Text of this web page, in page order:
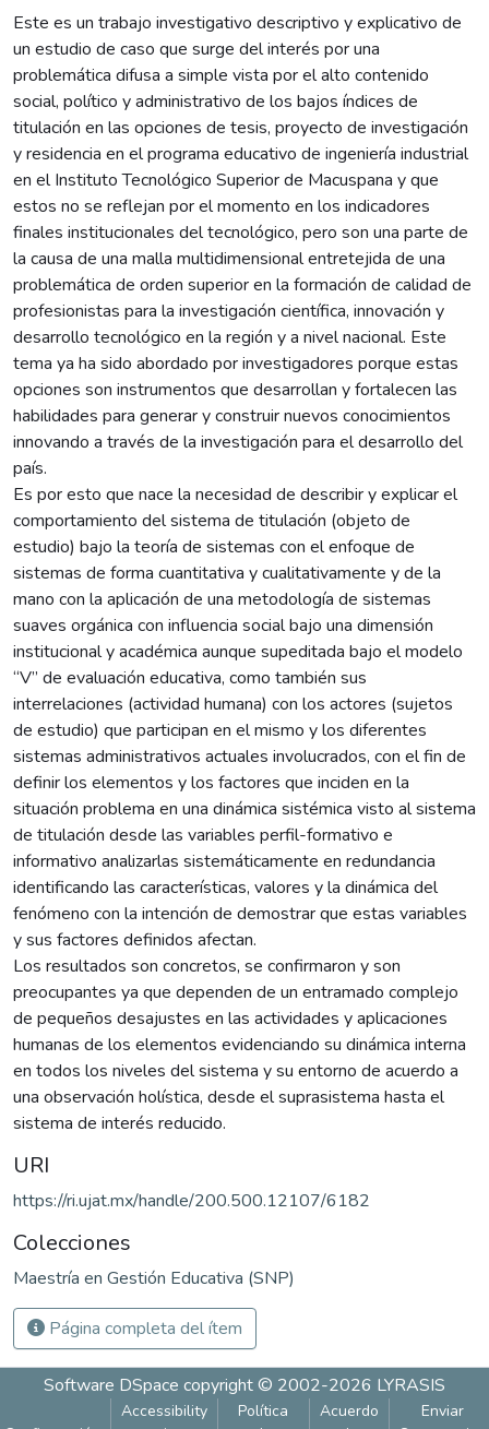
Este es un trabajo investigativo descriptivo y explicativo de
un estudio de caso que surge del interés por una
problemática difusa a simple vista por el alto contenido
social, político y administrativo de los bajos índices de
titulación en las opciones de tesis, proyecto de investigación
y residencia en el programa educativo de ingeniería industrial
en el Instituto Tecnológico Superior de Macuspana y que
estos no se reflejan por el momento en los indicadores
finales institucionales del tecnológico, pero son una parte de
la causa de una malla multidimensional entretejida de una
problemática de orden superior en la formación de calidad de
profesionistas para la investigación científica, innovación y
desarrollo tecnológico en la región y a nivel nacional. Este
tema ya ha sido abordado por investigadores porque estas
opciones son instrumentos que desarrollan y fortalecen las
habilidades para generar y construir nuevos conocimientos
innovando a través de la investigación para el desarrollo del
país.
Es por esto que nace la necesidad de describir y explicar el
comportamiento del sistema de titulación (objeto de
estudio) bajo la teoría de sistemas con el enfoque de
sistemas de forma cuantitativa y cualitativamente y de la
mano con la aplicación de una metodología de sistemas
suaves orgánica con influencia social bajo una dimensión
institucional y académica aunque supeditada bajo el modelo
“V” de evaluación educativa, como también sus
interrelaciones (actividad humana) con los actores (sujetos
de estudio) que participan en el mismo y los diferentes
sistemas administrativos actuales involucrados, con el fin de
definir los elementos y los factores que inciden en la
situación problema en una dinámica sistémica visto al sistema
de titulación desde las variables perfil-formativo e
informativo analizarlas sistemáticamente en redundancia
identificando las características, valores y la dinámica del
fenómeno con la intención de demostrar que estas variables
y sus factores definidos afectan.
Los resultados son concretos, se confirmaron y son
preocupantes ya que dependen de un entramado complejo
de pequeños desajustes en las actividades y aplicaciones
humanas de los elementos evidenciando su dinámica interna
en todos los niveles del sistema y su entorno de acuerdo a
una observación holística, desde el suprasistema hasta el
sistema de interés reducido.
URI
https://ri.ujat.mx/handle/200.500.12107/6182
Colecciones
Maestría en Gestión Educativa (SNP)
Página completa del ítem
Software DSpace copyright © 2002-2026 LYRASIS
Accessibility
Política
Acuerdo
Enviar